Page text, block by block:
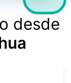
desde